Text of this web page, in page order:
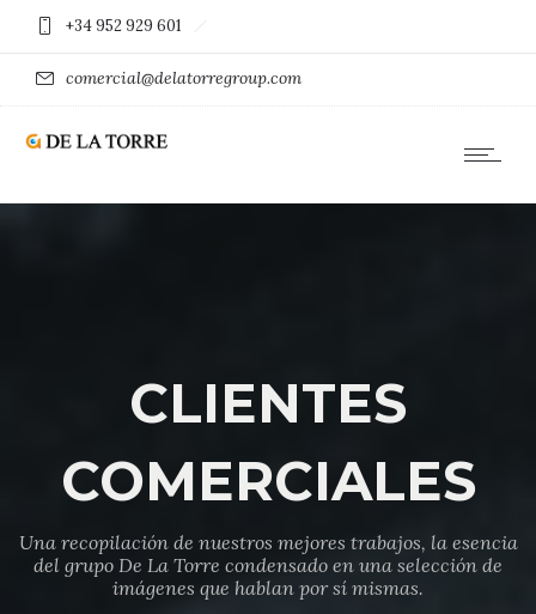
+34 952 929 601
comercial@delatorregroup.com
CLIENTES
COMERCIALES
Una recopilación de nuestros mejores trabajos, la esencia
del grupo De La Torre condensado en una selección de
imágenes que hablan por sí mismas.